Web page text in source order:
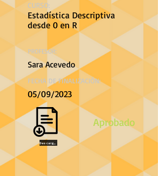
CURSO:
Estadística Descriptiva
desde 0 en R
PROFESOR:
Sara Acevedo
FECHA DE FINALIZACIÓN:
05/09/2023
Aprobado